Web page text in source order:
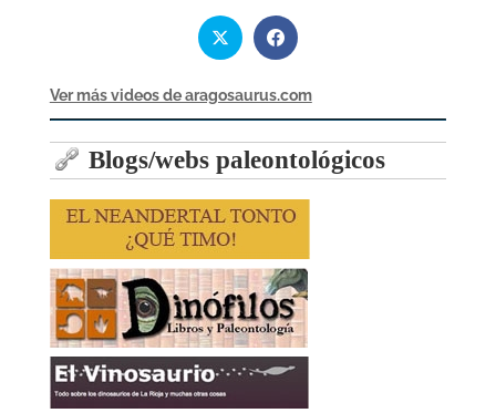
Ver más videos de aragosaurus.com
Blogs/webs paleontológicos